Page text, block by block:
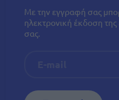
Με την εγγραφή σας
ηλεκτρονική έκδοση
σας.